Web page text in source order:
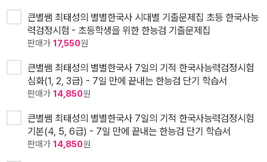
큰별쌤 최태성의 별별한국사 시대별 기출문제집 초등 한국사능
력검정시험 - 초등학생을 위한 한능검 기출문제집
판매가 17,550원
큰별쌤 최태성의 별별한국사 7일의 기적 한국사능력검정시험
심화(1, 2, 3급) - 7일 만에 끝내는 한능검 단기 학습서
판매가 14,850원
큰별쌤 최태성의 별별한국사 7일의 기적 한국사능력검정시험
기본(4, 5, 6급) - 7일 만에 끝내는 한능검 단기 학습서
판매가 14,850원